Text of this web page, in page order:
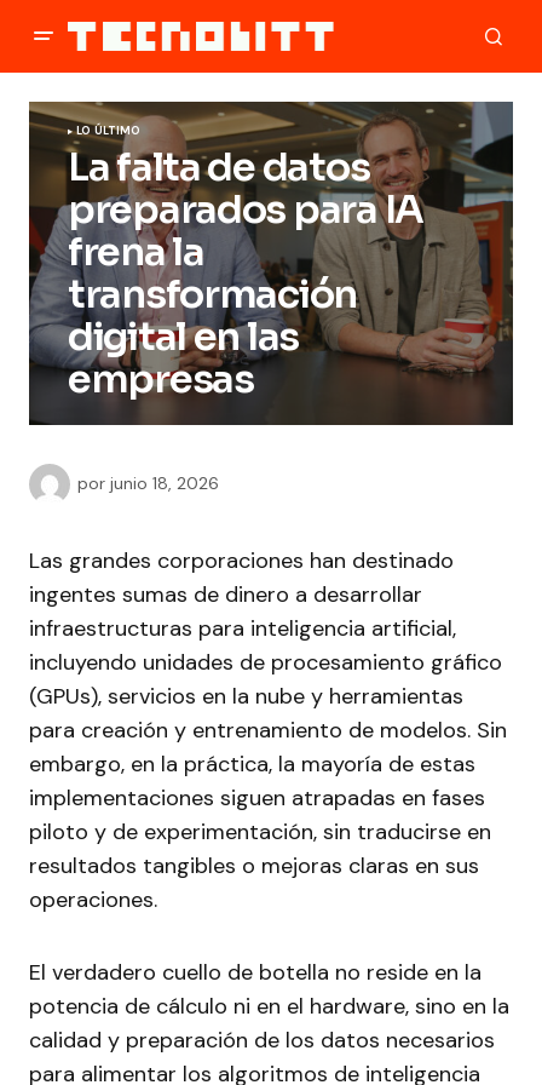
LO ÚLTIMO
La falta de datos
preparados para IA
frena la
transformación
digital en las
empresas
por junio 18, 2026
Las grandes corporaciones han destinado
ingentes sumas de dinero a desarrollar
infraestructuras para inteligencia artificial,
incluyendo unidades de procesamiento gráfico
(GPUs), servicios en la nube y herramientas
para creación y entrenamiento de modelos. Sin
embargo, en la práctica, la mayoría de estas
implementaciones siguen atrapadas en fases
piloto y de experimentación, sin traducirse en
resultados tangibles o mejoras claras en sus
operaciones.
El verdadero cuello de botella no reside en la
potencia de cálculo ni en el hardware, sino en la
calidad y preparación de los datos necesarios
para alimentar los algoritmos de inteligencia